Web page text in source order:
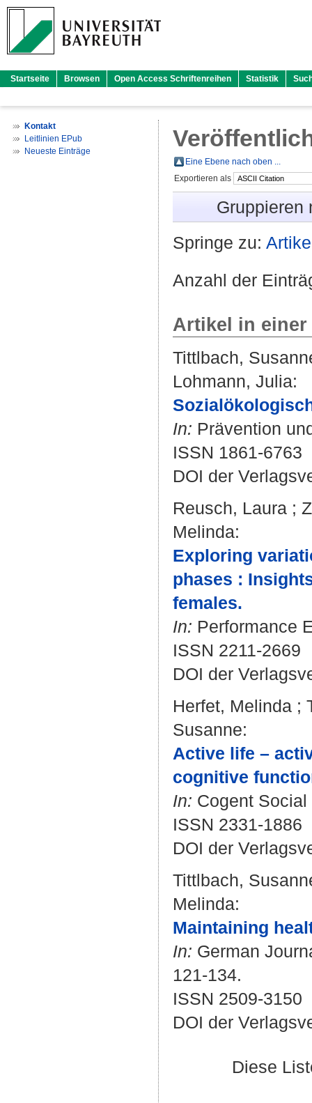
Startseite Browsen Open Access Schriftenreihen Statistik
Kontakt
Leitlinien EPub
Neueste Einträge
Eine Ebene nach oben ...
Exportieren als
Gruppieren
Springe zu:
Anzahl der
Artikel in
Tittlbach,
Lohmann, Julia:
In: Prävention
ISSN 1861-6763
DOI der
Reusch, Laura ;
Melinda:
Exploring
phases :
females.
In: Performance
ISSN 2211-2669
DOI der
Herfet, Melinda ;
Susanne:
Active life –
cognitive
In: Cogent
ISSN 2331-1886
DOI der
Tittlbach,
Melinda:
Maintaining
In: German
121-134.
ISSN 2509-3150
DOI der
Diese